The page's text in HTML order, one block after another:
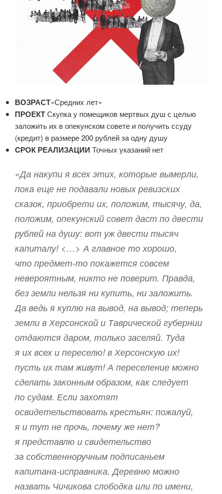
ВОЗРАСТ«Средних лет»
ПРОЕКТСкупка у помещиков мертвых душ с целью
заложить их в опекунском совете и получить ссуду
(кредит) в размере 200 рублей за одну душу
CРОК РЕАЛИЗАЦИИ Точных указаний нет
«Да накупи я всех этих, которые вымерли,
пока еще не подавали новых ревизских
сказок, приобрети их, положим, тысячу, да,
положим, опекунский совет даст по двести
рублей на душу: вот уж двести тысяч
капиталу! <…> А главное то хорошо,
что предмет-то покажется совсем
невероятным, никто не поверит. Правда,
без земли нельзя ни купить, ни заложить.
Да ведь я куплю на вывод, на вывод; теперь
земли в Херсонской и Таврической губернии
отдаются даром, только заселяй. Туда
я их всех и переселю! в Херсонскую их!
пусть их там живут! А переселение можно
сделать законным образом, как следует
по судам. Если захотят
освидетельствовать крестьян: пожалуй,
я и тут не прочь, почему же нет?
я представлю и свидетельство
за собственноручным подписаньем
капитана-исправника. Деревню можно
назвать Чичикова слободка или по имени,